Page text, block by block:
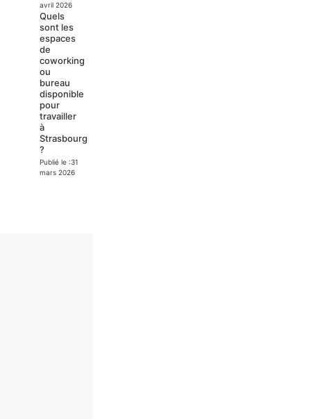
avril 2026
Quels
sont les
espaces
de
coworking
ou
bureau
disponible
pour
travailler
à
Strasbourg
?
Publié le :31
mars 2026